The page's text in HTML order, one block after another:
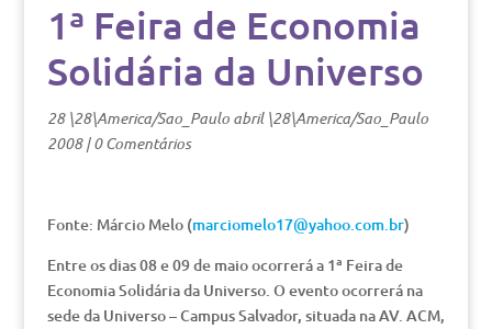
1ª Feira de Economia
Solidária da Universo
28 \28\America/Sao_Paulo abril \28\America/Sao_Paulo
2008|0 Comentários
Fonte: Márcio Melo (marciomelo17@yahoo.com.br)
Entre os dias 08 e 09 de maio ocorrerá a 1ª Feira de
Economia Solidária da Universo. O evento ocorrerá na
sede da Universo – Campus Salvador, situada na AV. ACM,